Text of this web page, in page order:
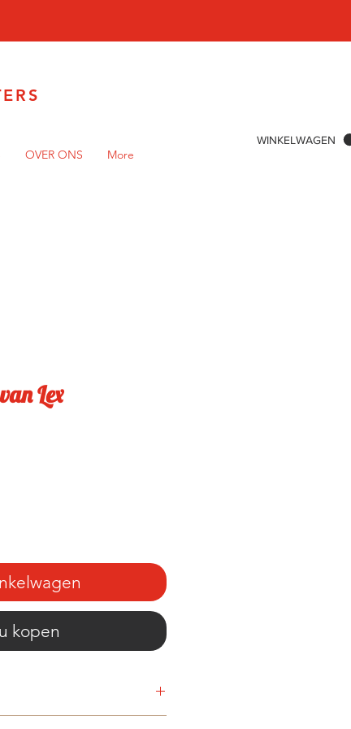
WINKELWAGEN
OVER ONS More
Lex
kopen